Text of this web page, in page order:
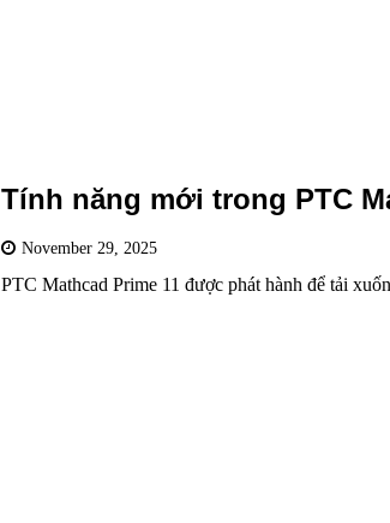
Tính năng mới trong PTC
November 29, 2025
PTC Mathcad Prime 11 được phát hành để tải